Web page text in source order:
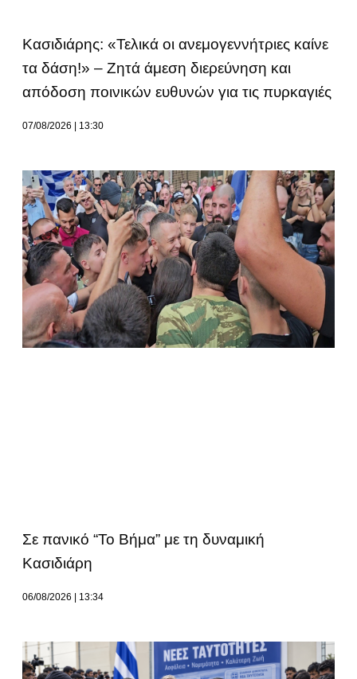
Κασιδιάρης: «Τελικά οι ανεμογεννήτριες καίνε
τα δάση!» – Ζητά άμεση διερεύνηση και
απόδοση ποινικών ευθυνών για τις πυρκαγιές
07/08/2026 13:30
Σε πανικό “Το Βήμα” με τη δυναμική
Κασιδιάρη
06/08/2026 13:34